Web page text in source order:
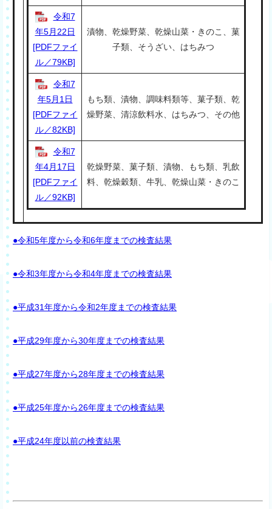
令和7
年5月22日
[PDFファイ
ル／79KB]
漬物、乾燥野菜、乾燥山菜・きのこ、菓
子類、そうざい、はちみつ
令和7
年5月1日
[PDFファイ
ル／82KB]
もち類、漬物、調味料類等、菓子類、乾
燥野菜、清涼飲料水、はちみつ、その他
令和7
年4月17日
[PDFファイ
ル／92KB]
乾燥野菜、菓子類、漬物、もち類、乳飲
料、乾燥穀類、牛乳、乾燥山菜・きのこ
●令和5年度から令和6年度までの検査結果
●令和3年度から令和4年度までの検査結果
●平成31年度から令和2年度までの検査結果
●平成29年度から30年度までの検査結果
●平成27年度から28年度までの検査結果
●平成25年度から26年度までの検査結果
●平成24年度以前の検査結果